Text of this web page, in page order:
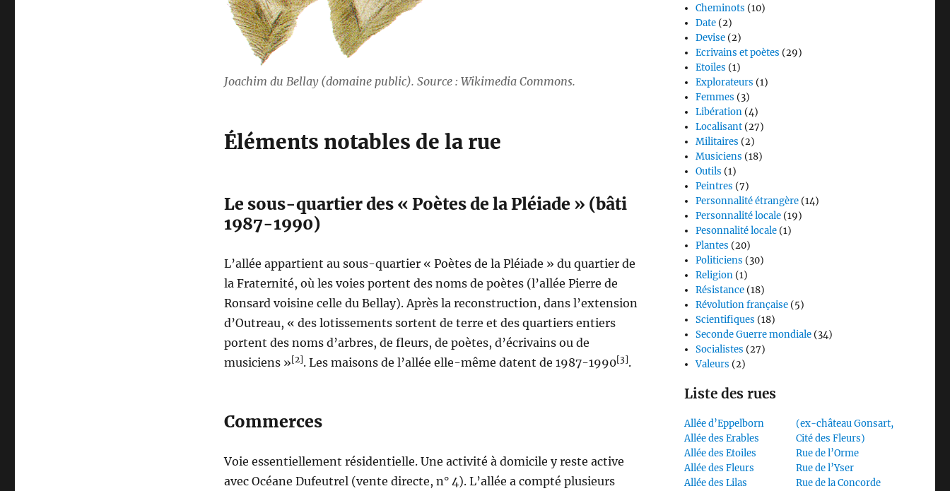
Joachim du Bellay (domaine public). Source : Wikimedia Commons.
Éléments notables de la rue
Le sous-quartier des « Poètes de la Pléiade » (bâti
1987-1990)
L’allée appartient au sous-quartier « Poètes de la Pléiade » du quartier de
la Fraternité, où les voies portent des noms de poètes (l’allée Pierre de
Ronsard voisine celle du Bellay). Après la reconstruction, dans l’extension
d’Outreau, « des lotissements sortent de terre et des quartiers entiers
portent des noms d’arbres, de fleurs, de poètes, d’écrivains ou de
musiciens »[2]. Les maisons de l’allée elle-même datent de 1987-1990[3].
Commerces
Voie essentiellement résidentielle. Une activité à domicile y reste active
avec Océane Dufeutrel (vente directe, n° 4). L’allée a compté plusieurs
Cheminots (10)
Date (2)
Devise (2)
Ecrivains et poètes (29)
Etoiles (1)
Explorateurs (1)
Femmes (3)
Libération (4)
Localisant (27)
Militaires (2)
Musiciens (18)
Outils (1)
Peintres (7)
Personnalité étrangère (14)
Personnalité locale (19)
Pesonnalité locale (1)
Plantes (20)
Politiciens (30)
Religion (1)
Résistance (18)
Révolution française (5)
Scientifiques (18)
Seconde Guerre mondiale (34)
Socialistes (27)
Valeurs (2)
Liste des rues
Allée d’Eppelborn
Allée des Erables
Allée des Etoiles
Allée des Fleurs
Allée des Lilas
(ex-château Gonsart,
Cité des Fleurs)
Rue de l’Orme
Rue de l’Yser
Rue de la Concorde